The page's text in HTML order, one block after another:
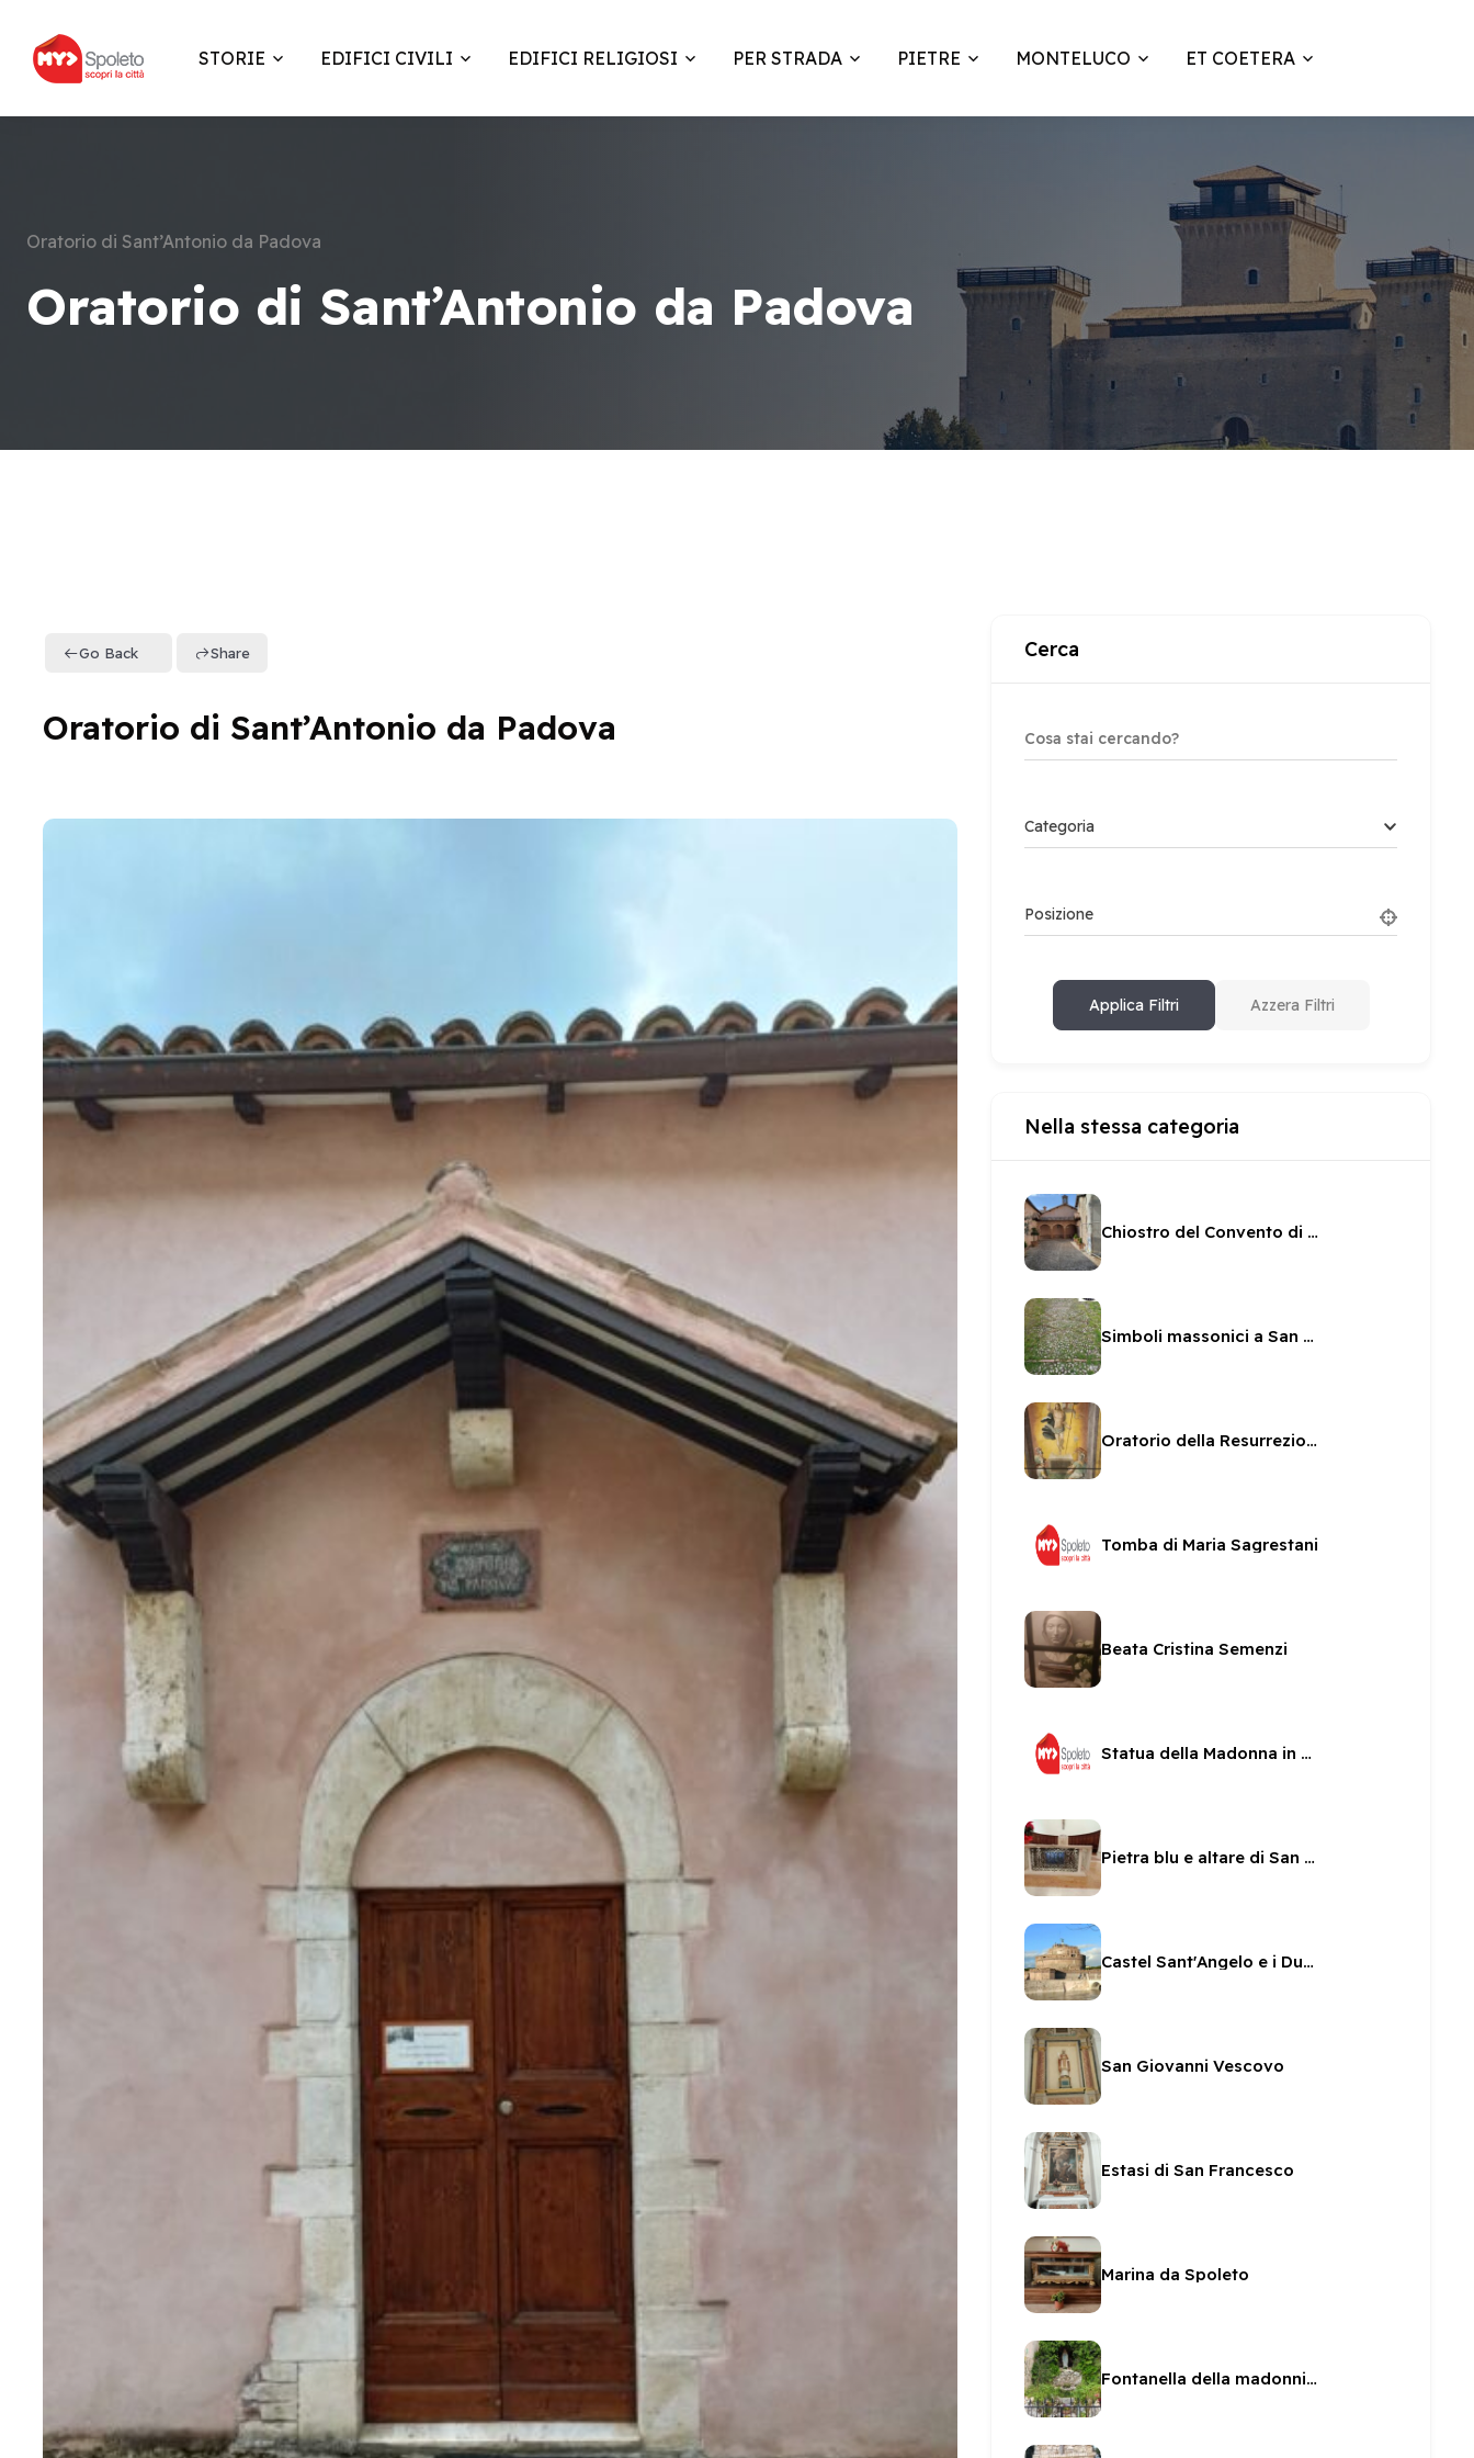
STORIE EDIFICI CIVILI EDIFICI RELIGIOSI PER STRADA PIETRE MONTELUCO ET COETERA
Oratorio di Sant’Antonio da Padova
Oratorio di Sant’Antonio da Padova
Go Back Share
Oratorio di Sant’Antonio da Padova
Cerca
Categoria
Posizione
Applica Filtri Azzera Filtri
Nella stessa categoria
Chiostro del Convento di Monteluco
Simboli massonici a San Ponziano
Oratorio della Resurrezione - affreschi
Tomba di Maria Sagrestani
Beata Cristina Semenzi
Statua della Madonna in una nicchia di San sabino
Pietra blu e altare di San Pietro
Castel Sant'Angelo e i Duchi di Spoleto
San Giovanni Vescovo
Estasi di San Francesco
Marina da Spoleto
Fontanella della madonnina del convento